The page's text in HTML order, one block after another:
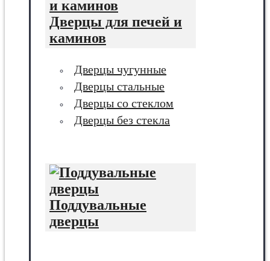
Дверцы для печей и
каминов
Дверцы чугунные
Дверцы стальные
Дверцы со стеклом
Дверцы без стекла
Поддувальные
дверцы